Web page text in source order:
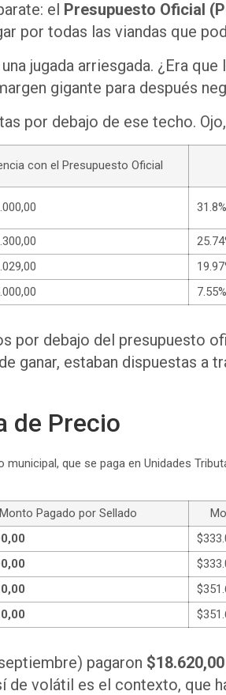
el Presupuesto Oficial
por todas las viandas que
jugada arriesgada. ¿Era
gigante para después
por debajo de ese techo.
con el Presupuesto Oficial
31.8%
por debajo del presupuesto
ganar, estaban dispuestas a
de Precio
que se paga en Unidades
Monto Pagado por Sellado
pagaron
de volátil es el contexto, que